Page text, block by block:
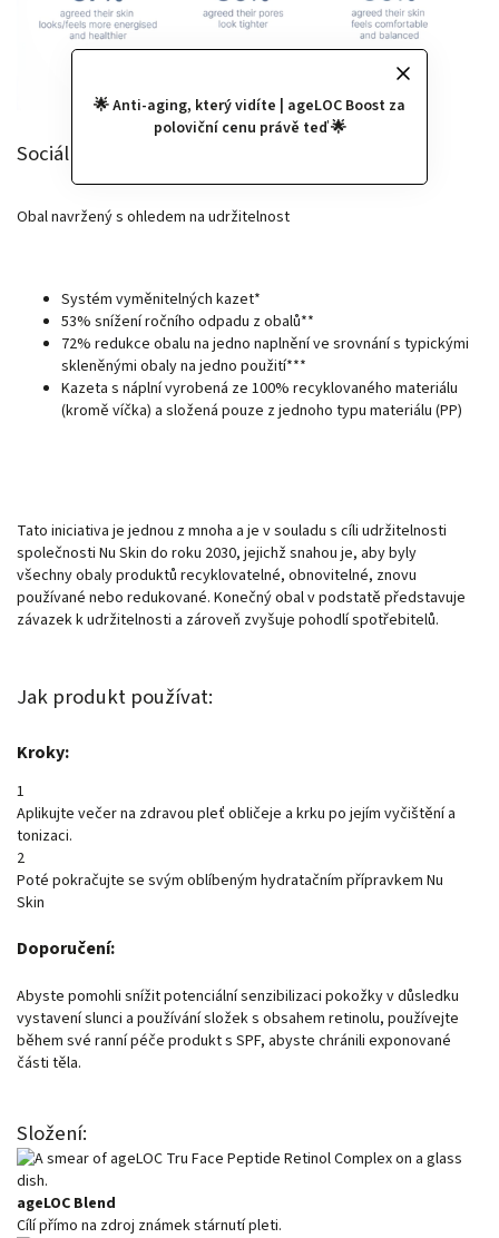
🌟 Anti-aging, který vidíte | ageLOC Boost za
poloviční cenu právě teď 🌟
Sociální dopad a trvalá udržitelnost:
Obal navržený s ohledem na udržitelnost
Systém vyměnitelných kazet*
53% snížení ročního odpadu z obalů**
72% redukce obalu na jedno naplnění ve srovnání s typickými
skleněnými obaly na jedno použití***
Kazeta s náplní vyrobená ze 100% recyklovaného materiálu
(kromě víčka) a složená pouze z jednoho typu materiálu (PP)
Tato iniciativa je jednou z mnoha a je v souladu s cíli udržitelnosti
společnosti Nu Skin do roku 2030, jejichž snahou je, aby byly
všechny obaly produktů recyklovatelné, obnovitelné, znovu
používané nebo redukované. Konečný obal v podstatě představuje
závazek k udržitelnosti a zároveň zvyšuje pohodlí spotřebitelů.
Jak produkt používat:
Kroky:
1
Aplikujte večer na zdravou pleť obličeje a krku po jejím vyčištění a
tonizaci.
2
Poté pokračujte se svým oblíbeným hydratačním přípravkem Nu
Skin
Doporučení:
Abyste pomohli snížit potenciální senzibilizaci pokožky v důsledku
vystavení slunci a používání složek s obsahem retinolu, používejte
během své ranní péče produkt s SPF, abyste chránili exponované
části těla.
Složení:
ageLOC Blend
Cílí přímo na zdroj známek stárnutí pleti.